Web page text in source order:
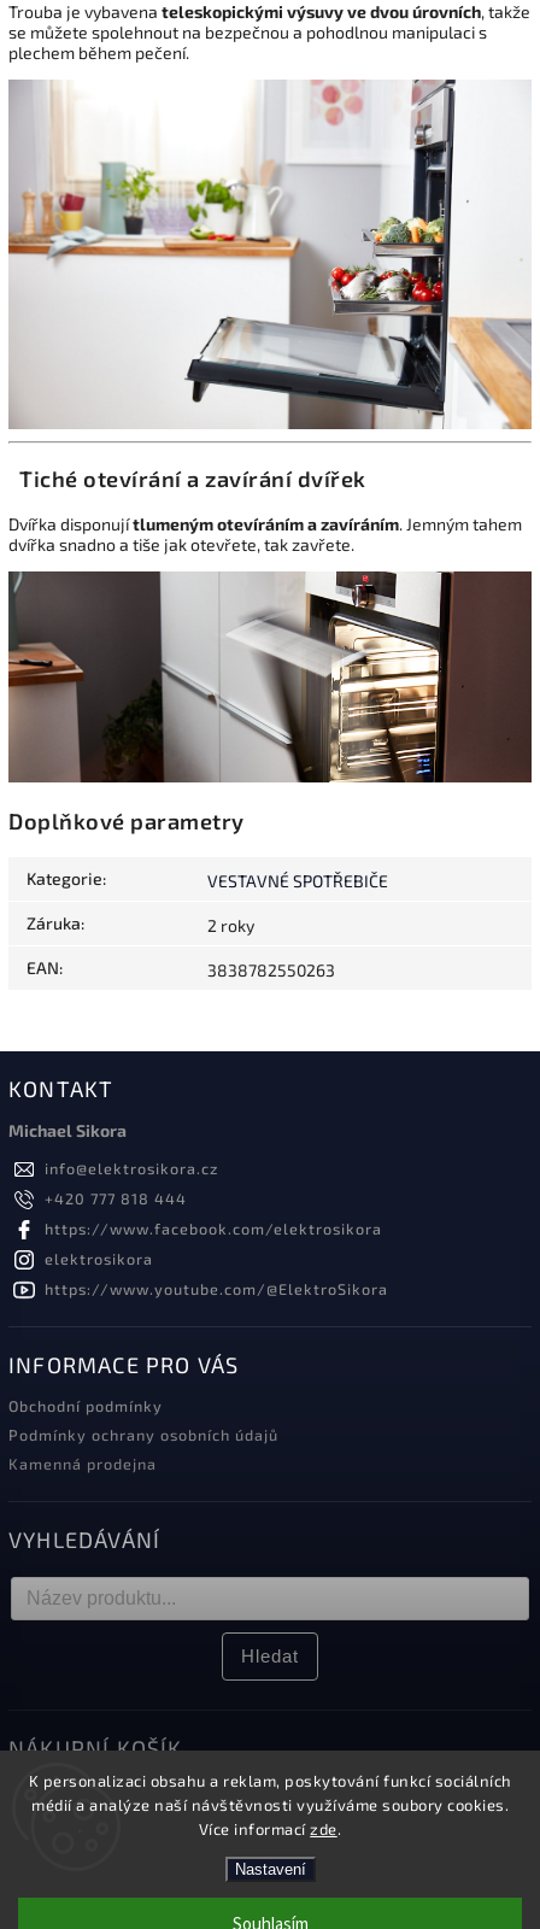
K personalizaci obsahu a reklam, poskytování funkcí sociálních
médií a analýze naší návštěvnosti využíváme soubory cookies.
Více informacízde.
Nastavení
Trouba je vybavena teleskopickými výsuvy ve dvou úrovních, takže
se můžete spolehnout na bezpečnou a pohodlnou manipulaci s
plechem během pečení.
Tiché otevírání a zavírání dvířek
Dvířka disponujítlumeným otevíráním a zavíráním. Jemným tahem
dvířka snadno a tiše jak otevřete, tak zavřete.
Doplňkové parametry
Kategorie: VESTAVNÉ SPOTŘEBIČE
Záruka: 2 roky
EAN: 3838782550263
KONTAKT
Michael Sikora
info@elektrosikora.cz
+420 777 818 444
https://www.facebook.com/elektrosikora
elektrosikora
https://www.youtube.com/@ElektroSikora
INFORMACE PRO VÁS
Obchodní podmínky
Podmínky ochrany osobních údajů
Kamenná prodejna
VYHLEDÁVÁNÍ
Hledat
NÁKUPNÍ KOŠÍK
0ks /0 Kč
Copyright 2026Elektro Sikora. Všechna práva vyhrazena.